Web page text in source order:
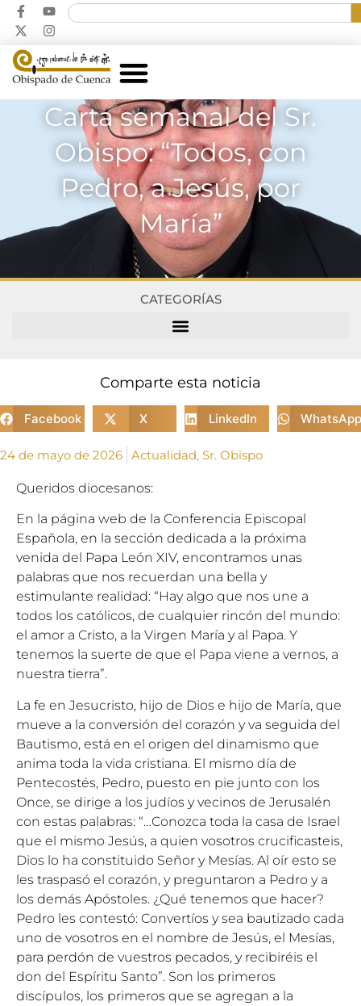
Carta semanal del Sr.
Obispo: “Todos, con
Pedro, a Jesús, por
María”
CATEGORÍAS
Comparte esta noticia
Facebook X LinkedIn WhatsApp
24 de mayo de 2026 Actualidad, Sr. Obispo
Queridos diocesanos:
En la página web de la Conferencia Episcopal
Española, en la sección dedicada a la próxima
venida del Papa León XIV, encontramos unas
palabras que nos recuerdan una bella y
estimulante realidad: “Hay algo que nos une a
todos los católicos, de cualquier rincón del mundo:
el amor a Cristo, a la Virgen María y al Papa. Y
tenemos la suerte de que el Papa viene a vernos, a
nuestra tierra”.
La fe en Jesucristo, hijo de Dios e hijo de María, que
mueve a la conversión del corazón y va seguida del
Bautismo, está en el origen del dinamismo que
anima toda la vida cristiana. El mismo día de
Pentecostés, Pedro, puesto en pie junto con los
Once, se dirige a los judíos y vecinos de Jerusalén
con estas palabras: “…Conozca toda la casa de Israel
que el mismo Jesús, a quien vosotros crucificasteis,
Dios lo ha constituido Señor y Mesías. Al oír esto se
les traspasó el corazón, y preguntaron a Pedro y a
los demás Apóstoles. ¿Qué tenemos que hacer?
Pedro les contestó: Convertíos y sea bautizado cada
uno de vosotros en el nombre de Jesús, el Mesías,
para perdón de vuestros pecados, y recibiréis el
don del Espíritu Santo”. Son los primeros
discípulos, los primeros que se agregan a la